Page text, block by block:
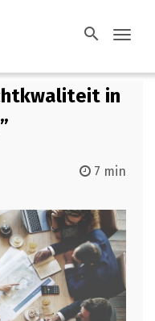
search
in
7 min